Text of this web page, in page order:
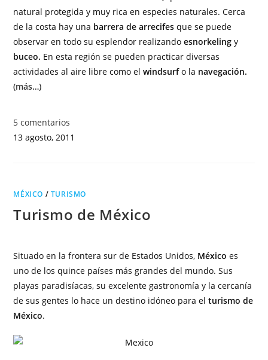
natural protegida y muy rica en especies naturales. Cerca
de la costa hay una barrera de arrecifes que se puede
observar en todo su esplendor realizandoesnorkelingy
buceo. En esta región se pueden practicar diversas
actividades al aire libre como elwindsurfo la navegación.
(más…)
5 comentarios
13 agosto, 2011
MÉXICO / TURISMO
Turismo de México
Situado en la frontera sur de Estados Unidos, México es
uno de los quince países más grandes del mundo. Sus
playas paradisíacas, su excelente gastronomía y la cercanía
de sus gentes lo hace un destino idóneo para elturismo de
México.